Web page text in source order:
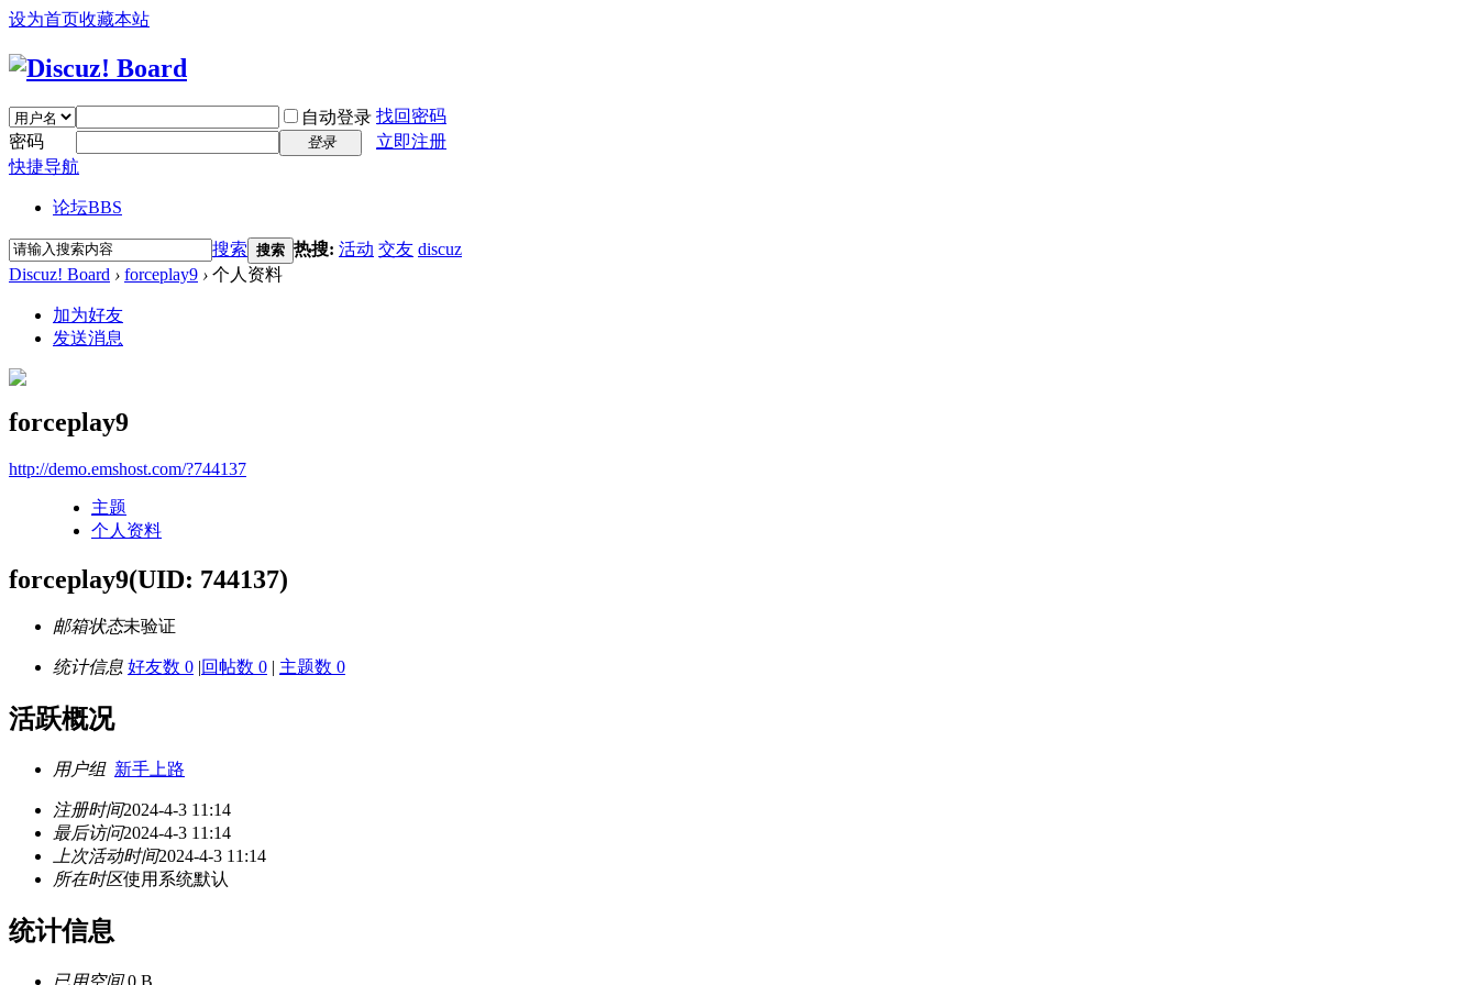
设为首页收藏本站
自动登录 找回密码
密码
登录
立即注册
快捷导航
论坛BBS
搜索 搜索 热搜: 活动 交友 discuz
Discuz! Board › forceplay9 › 个人资料
加为好友
发送消息
forceplay9
http://demo.emshost.com/?744137
主题
个人资料
forceplay9(UID: 744137)
邮箱状态未验证
统计信息 好友数 0 |回帖数 0 | 主题数 0
活跃概况
用户组 新手上路
注册时间2024-4-3 11:14
最后访问2024-4-3 11:14
上次活动时间2024-4-3 11:14
所在时区使用系统默认
统计信息
已用空间0 B